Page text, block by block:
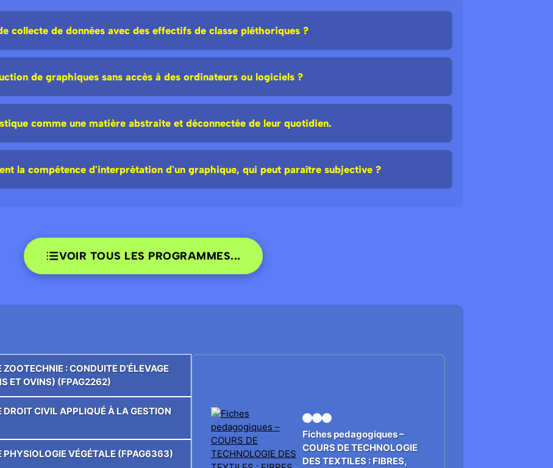
collecte de données avec des effectifs de classe pléthoriques ?
de graphiques sans accès à des ordinateurs ou logiciels ?
comme une matière abstraite et déconnectée de leur quotidien.
la compétence d'interprétation d'un graphique, qui peut paraître subjective ?
VOIR TOUS LES PROGRAMMES...
: CONDUITE D’ÉLEVAGE
ET OVINS) (FPAG2262)
CIVIL APPLIQUÉ À LA GESTION
VÉGÉTALE (FPAG6363)
Fiches pedagogiques –
COURS DE TECHNOLOGIE
DES TEXTILES : FIBRES,